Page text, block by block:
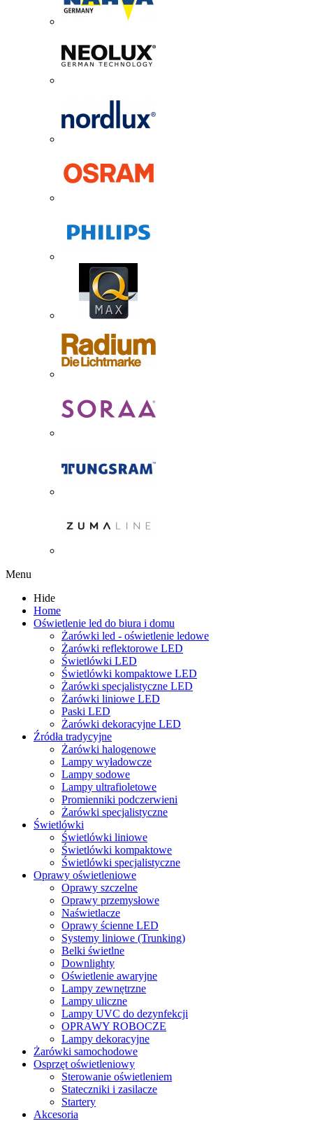
Menu
Hide
Home
Oświetlenie led do biura i domu
Żarówki led - oświetlenie ledowe
Żarówki reflektorowe LED
Świetlówki LED
Świetlówki kompaktowe LED
Żarówki specjalistyczne LED
Żarówki liniowe LED
Paski LED
Żarówki dekoracyjne LED
Źródła tradycyjne
Żarówki halogenowe
Lampy wyładowcze
Lampy sodowe
Lampy ultrafioletowe
Promienniki podczerwieni
Żarówki specjalistyczne
Świetlówki
Świetlówki liniowe
Świetlówki kompaktowe
Świetlówki specjalistyczne
Oprawy oświetleniowe
Oprawy szczelne
Oprawy przemysłowe
Naświetlacze
Oprawy ścienne LED
Systemy liniowe (Trunking)
Belki świetlne
Downlighty
Oświetlenie awaryjne
Lampy zewnętrzne
Lampy uliczne
Lampy UVC do dezynfekcji
OPRAWY ROBOCZE
Lampy dekoracyjne
Żarówki samochodowe
Osprzęt oświetleniowy
Sterowanie oświetleniem
Stateczniki i zasilacze
Startery
Akcesoria